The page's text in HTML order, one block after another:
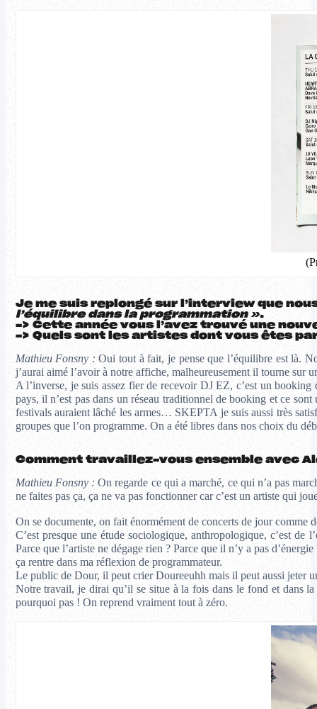
Je me suis replongé sur l’interview que
l’équilibre dans la programmation ».
-> Cette année vous l’avez trouvé une
-> Quels sont les artistes dont vous êtes
Mathieu Fonsny : Oui tout à fait, je pense que l’équilibre est là.
j’aurai aimé l’avoir à notre affiche, malheureusement il tourne sur
A l’inverse, je suis assez fier de recevoir DJ EZ, c’est un
pays, il n’est pas dans un réseau traditionnel de booking et ce
festivals auraient lâché les armes… SKEPTA je suis aussi très
groupes que l’on programme. On a été libres dans nos choix du
Comment travaillez-vous ensemble avec
Mathieu Fonsny : On regarde ce qui a marché, ce qui n’a pas
ne faites pas ça, ça ne va pas fonctionner car c’est un artiste qui
On se documente, on fait énormément de concerts de jour comme
C’est presque une étude sociologique, anthropologique, c’est
Parce que l’artiste ne dégage rien ? Parce que il n’y a pas
ça rentre dans ma réflexion de programmateur.
Le public de Dour, il peut crier Doureeuhh mais il peut aussi jeter
Notre travail, je dirai qu’il se situe à la fois dans le fond et dans
pourquoi pas ! On reprend vraiment tout à zéro.